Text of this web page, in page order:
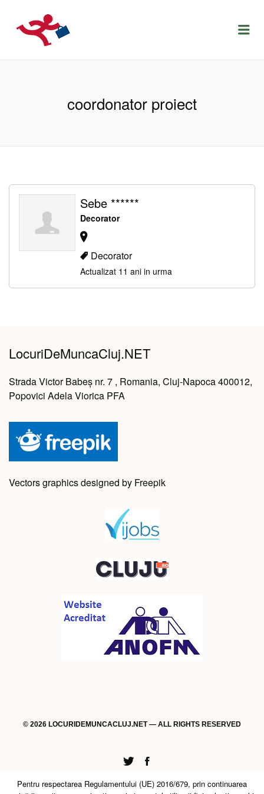
LOCURIDEMUNCACLUJ.NET
coordonator proiect
Sebe ******
Decorator
Decorator
Actualizat 11 ani in urma
LocuriDeMuncaCluj.NET
Strada Victor Babeș nr. 7 , Romania, Cluj-Napoca 400012,
Popovici Adela Viorica PFA
Vectors graphics designed by Freepik
© 2026 LOCURIDEMUNCACLUJ.NET — ALL RIGHTS RESERVED
Twitter
Facebook
Pentru respectarea Regulamentului (UE) 2016/679, prin continuarea